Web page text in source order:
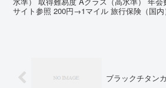
サイト参照 200円→1マイル 旅行保険（国
ブラックチタン